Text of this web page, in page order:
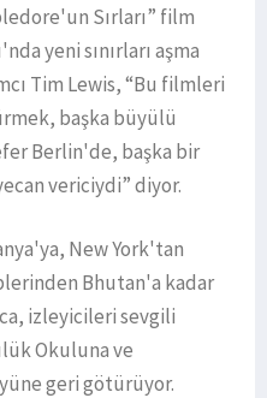
Sırları” film
yeni sınırları aşma
Tim Lewis, “Bu filmleri
başka büyülü
Berlin'de, başka bir
vericiydi” diyor.
New York'tan
Bhutan'a kadar
izleyicileri sevgili
Okuluna ve
geri götürüyor.